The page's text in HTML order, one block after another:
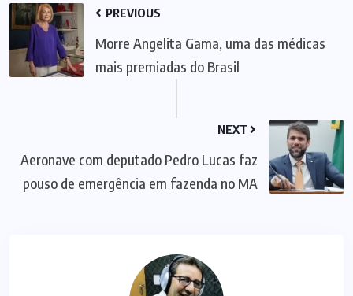
PREVIOUS
Morre Angelita Gama, uma das médicas
mais premiadas do Brasil
NEXT
Aeronave com deputado Pedro Lucas faz
pouso de emergência em fazenda no MA